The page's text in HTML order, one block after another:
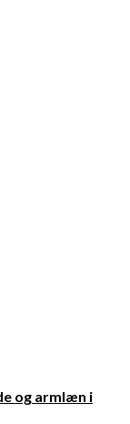
og armlæn i